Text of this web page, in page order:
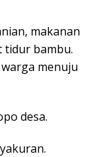
makanan
tidur bambu.
menuju
desa.